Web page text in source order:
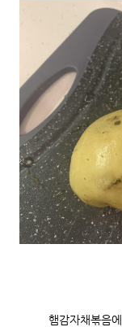
햄감자채볶음